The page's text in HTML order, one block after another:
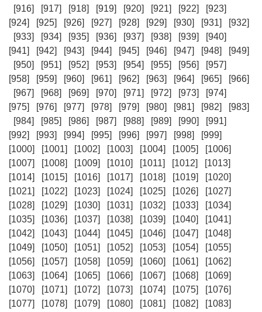
[916] [917] [918] [919] [920] [921] [922]
[923]
[924]
[925] [926] [927] [928] [929] [930] [931]
[932]
[933]
[934] [935] [936] [937] [938] [939]
[940]
[941]
[942] [943] [944] [945] [946] [947] [948]
[949]
[950]
[951] [952] [953] [954] [955] [956]
[957]
[958]
[959] [960] [961] [962] [963] [964] [965]
[966]
[967]
[968] [969] [970] [971] [972] [973]
[974]
[975]
[976] [977] [978] [979] [980] [981] [982]
[983]
[984]
[985] [986] [987] [988] [989] [990]
[991]
[992]
[993] [994] [995] [996] [997] [998]
[999]
[1000]
[1001] [1002] [1003] [1004] [1005]
[1006]
[1007]
[1008] [1009] [1010] [1011] [1012]
[1013]
[1014]
[1015] [1016] [1017] [1018] [1019]
[1020]
[1021]
[1022] [1023] [1024] [1025] [1026]
[1027]
[1028]
[1029] [1030] [1031] [1032] [1033]
[1034]
[1035]
[1036] [1037] [1038] [1039] [1040]
[1041]
[1042]
[1043] [1044] [1045] [1046] [1047]
[1048]
[1049]
[1050] [1051] [1052] [1053] [1054]
[1055]
[1056]
[1057] [1058] [1059] [1060] [1061]
[1062]
[1063]
[1064] [1065] [1066] [1067] [1068]
[1069]
[1070]
[1071] [1072] [1073] [1074] [1075]
[1076]
[1077]
[1078] [1079] [1080] [1081] [1082]
[1083]